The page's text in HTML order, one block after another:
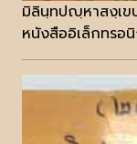
มิลินฺทปญฺหาสงฺเ
หนังสืออิเล็กทรอ